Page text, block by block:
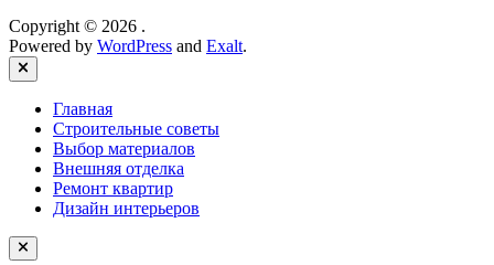
Copyright © 2026 .
Powered by WordPress and Exalt.
Close
Главная
Строительные советы
Выбор материалов
Внешняя отделка
Ремонт квартир
Дизайн интерьеров